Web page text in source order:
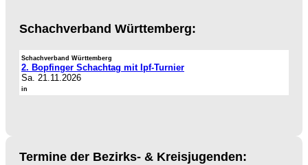
Schachverband Württemberg:
Schachverband Württemberg
2. Bopfinger Schachtag mit Ipf-Turnier
Sa. 21.11.2026
in
Termine der Bezirks- & Kreisjugenden: